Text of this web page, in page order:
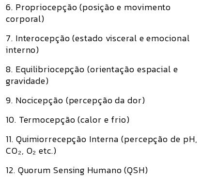
6. Propriocepção (posição e movimento
corporal)
7. Interocepção (estado visceral e emocional
interno)
8. Equilibriocepção (orientação espacial e
gravidade)
9. Nocicepção (percepção da dor)
10. Termocepção (calor e frio)
11. Quimiorrecepção Interna (percepção de pH,
CO₂, O₂ etc.)
12. Quorum Sensing Humano (QSH)